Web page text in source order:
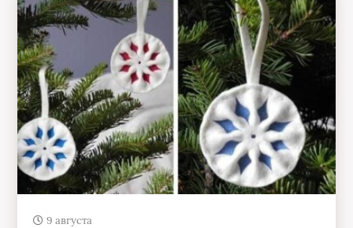
9 августа